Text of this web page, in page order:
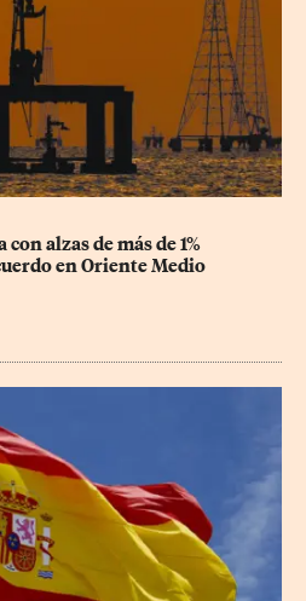
alzas de más de 1%
en Oriente Medio